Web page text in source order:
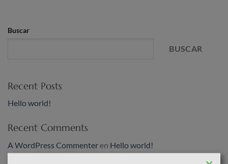
Buscar
BUSCAR
Recent Posts
Hello world!
Recent Comments
A WordPress Commenteren Hello world!